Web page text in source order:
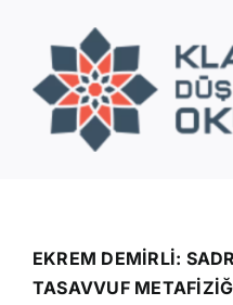
content
Eğitimler
EKREM DEMİRLİ:
TASAVVUF